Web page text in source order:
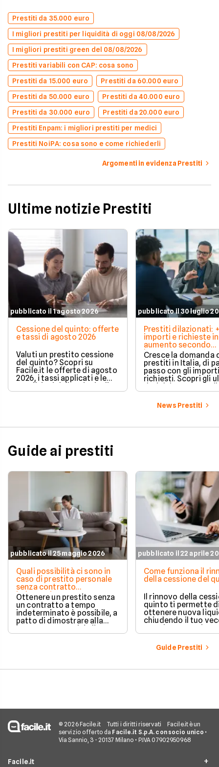
Prestiti da 35.000 euro
I migliori prestiti per liquidità di oggi 08/08/2026
I migliori prestiti green del 08/08/2026
Prestiti variabili con CAP: cosa sono
Prestiti da 15.000 euro
Prestiti da 60.000 euro
Prestiti da 50.000 euro
Prestiti da 40.000 euro
Prestiti da 30.000 euro
Prestiti da 20.000 euro
Prestiti Enpam: i migliori prestiti per medici
Prestiti NoiPA: cosa sono e come richiederli
Argomenti in evidenza Prestiti
Ultime notizie Prestiti
pubblicato il 1 agosto 2026
Cessione del quinto: offerte
e tassi di agosto 2026
Valuti un prestito cessione
del quinto? Scopri su
Facile.it le offerte di agosto
2026, i tassi applicati e le
condizioni delle principali
soluzioni disponibili.
pubblicato il 30 luglio
Prestiti dilazionati:
importi e richieste in
aumento secondo
barometro CRIF
Cresce la domanda
prestiti in Italia, di
passo con gli
richiesti. Scopri gli
dati del CRIF su
News Prestiti
Guide ai prestiti
pubblicato il 25 maggio 2026
Quali possibilità ci sono in
caso di prestito personale
senza contratto
indeterminato
Ottenere un prestito senza
un contratto a tempo
indeterminato è possibile, a
patto di dimostrare alla
banca una capacità di
rimborso solida e costante.
quali strategie puoi
pubblicato il 22 aprile
Come funziona il
della cessione del
Il rinnovo della
quinto ti permette
ottenere nuova
chiudendo il tuo
prestito per aprirne
vantaggioso.
Guide Prestiti
© 2026 Facile.it Tutti i diritti riservati
Facile.it è un
servizio offerto da Facile.it S.p.A. con socio unico •
Via Sannio, 3 - 20137 Milano • P.IVA 07902950968
Facile.it